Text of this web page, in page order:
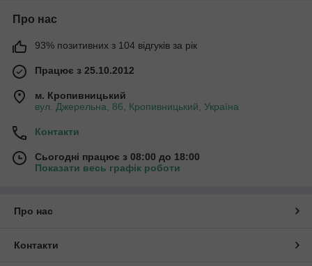
Про нас
93% позитивних з 104 відгуків за рік
Працює з 25.10.2012
м. Кропивницький
вул. Джерельна, 86, Кропивницький, Україна
Контакти
Сьогодні працює з 08:00 до 18:00
Показати весь графік роботи
Про нас
Контакти